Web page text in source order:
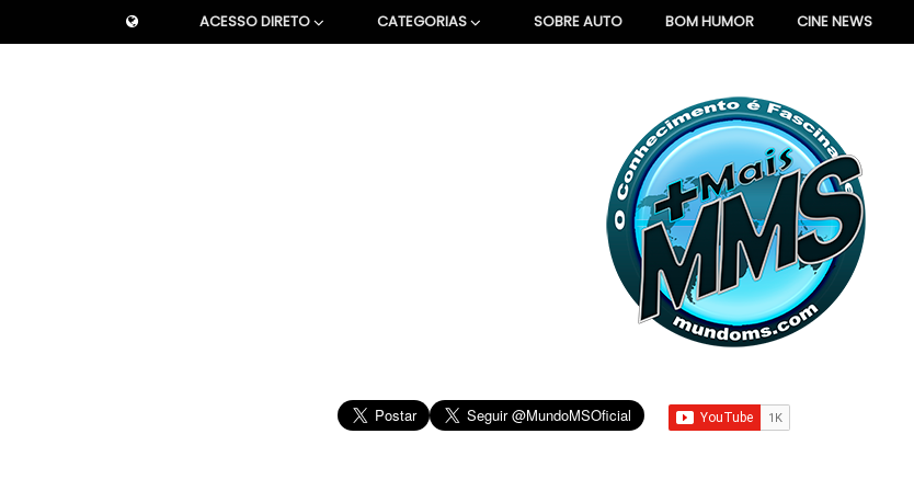
ACESSO DIRETO CATEGORIAS SOBRE AUTO BOM HUMOR CINE NEWS